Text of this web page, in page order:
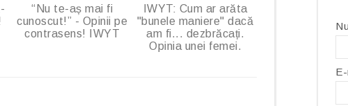
“Nu te-aș mai fi
cunoscut!” - Opinii pe
contrasens! IWYT
IWYT: Cum ar arăta
"bunele maniere" dacă
am fi... dezbrăcați.
Opinia unei femei.